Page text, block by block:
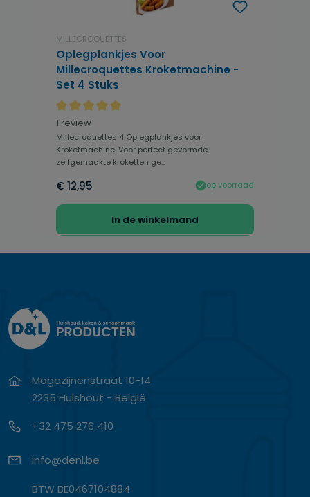
MILLECROQUETTES
Oplegplankjes Voor
Millecroquettes Kroketmachine -
Set 4 Stuks
Gemiddelde waardering van 5 van 5 sterren
1 review
Millecroquettes 4 Oplegplankjes voor
Kroketmachine. Voor perfect gevormde,
zelfgemaakte kroketten ge...
€ 12,95 op voorraad
In de winkelmand
Magazijnenstraat 10-14
2235 Hulshout - België
+32 475 276 410
info@denl.be
BTW BE0467104884